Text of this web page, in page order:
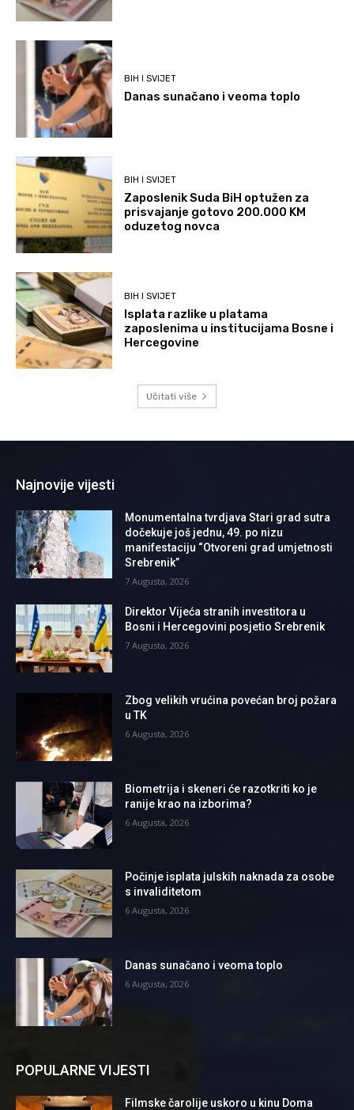
BIH I SVIJET
Danas sunačano i veoma toplo
BIH I SVIJET
Zaposlenik Suda BiH optužen za
prisvajanje gotovo 200.000 KM
oduzetog novca
BIH I SVIJET
Isplata razlike u platama
zaposlenima u institucijama Bosne i
Hercegovine
Učitati više
Najnovije vijesti
Monumentalna tvrdjava Stari grad sutra
dočekuje još jednu, 49. po nizu
manifestaciju “Otvoreni grad umjetnosti
Srebrenik”
7 Augusta, 2026
Direktor Vijeća stranih investitora u
Bosni i Hercegovini posjetio Srebrenik
7 Augusta, 2026
Zbog velikih vrućina povećan broj požara
u TK
6 Augusta, 2026
Biometrija i skeneri će razotkriti ko je
ranije krao na izborima?
6 Augusta, 2026
Počinje isplata julskih naknada za osobe
s invaliditetom
6 Augusta, 2026
Danas sunačano i veoma toplo
6 Augusta, 2026
POPULARNE VIJESTI
Filmske čarolije uskoro u kinu Doma